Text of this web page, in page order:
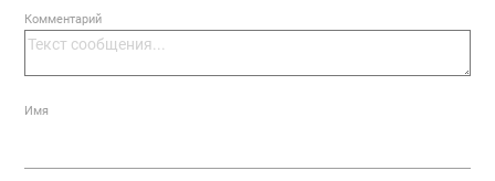
Комментарий
Имя